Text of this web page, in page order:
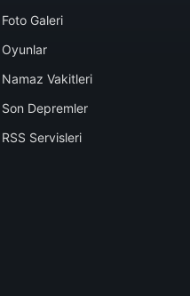
Foto Galeri
Oyunlar
Namaz Vakitleri
Son Depremler
RSS Servisleri